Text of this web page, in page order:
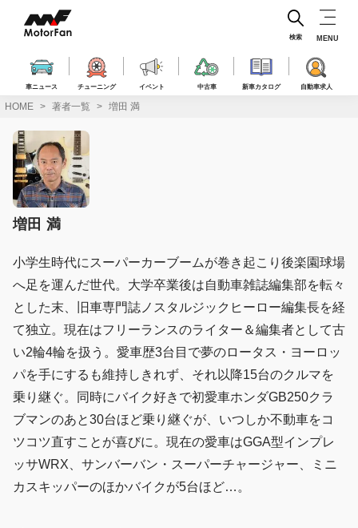
ス
車ニュース チューニング イベント 中古車 新車カタログ 自動車求人
検索 MENU
HOME 著者一覧 増田 満
増田 満
小学生時代にスーパーカーブームが巻き起こり後楽園球場
へ足を運んだ世代。大学卒業後は自動車雑誌編集部を転々
とした末、旧車専門誌ノスタルジックヒーロー編集長を経
て独立。現在はフリーランスのライター＆編集者として古
い2輪4輪を扱う。愛車歴3台目で夢のロータス・ヨーロッ
パを手にするも維持しきれず、それ以降15台のクルマを
乗り継ぐ。同時にバイク好きで初愛車ホンダGB250クラ
ブマンのあと30台ほど乗り継ぐが、いつしか不動車をコ
ツコツ直すことが喜びに。現在の愛車はGGA型インプレ
ッサWRX、サンバーバン・スーパーチャージャー、ミニ
カスキッパーのほかバイクが5台ほど…。